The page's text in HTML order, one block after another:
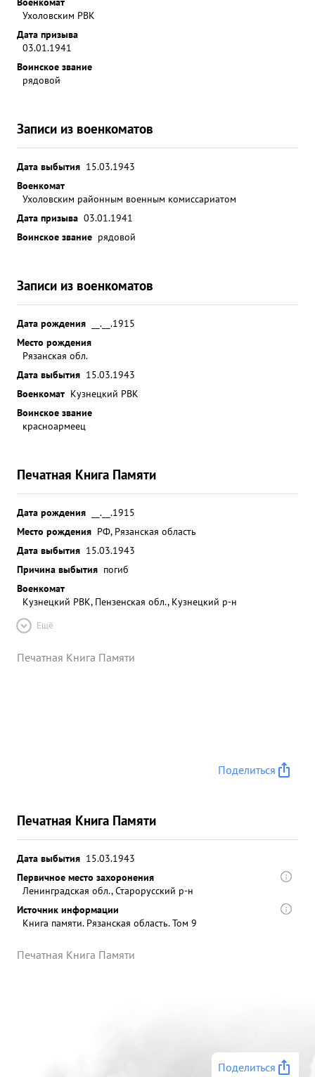
Ухоловским РВК
Дата призыва
03.01.1941
Воинское звание
рядовой
Записи из военкоматов
Дата выбытия 15.03.1943
Военкомат
Ухоловским районным военным комиссариатом
Дата призыва 03.01.1941
Воинское звание рядовой
Записи из военкоматов
Дата рождения
__.__.1915
Место рождения
Рязанская обл.
Дата выбытия 15.03.1943
Военкомат Кузнецкий РВК
Воинское звание
красноармеец
Печатная Книга Памяти
Дата рождения
__.__.1915
Место рождения РФ, Рязанская область
Дата выбытия 15.03.1943
Причина выбытия погиб
Военкомат
Кузнецкий РВК, Пензенская обл., Кузнецкий р-н
Ещё
Печатная Книга Памяти
Поделиться
Печатная Книга Памяти
Дата выбытия 15.03.1943
Первичное место захоронения
Ленинградская обл., Старорусский р-н
Источник информации
Книга памяти. Рязанская область. Том 9
Печатная Книга Памяти
Поделиться